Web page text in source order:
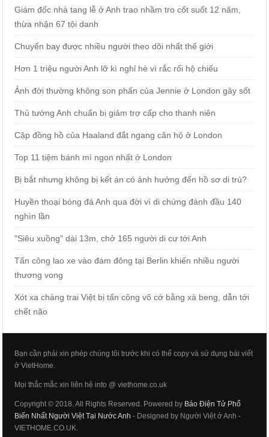
Giám đốc nhà tang lễ ở Anh trao nhầm tro cốt suốt 12 năm,
thừa nhận 67 tội danh
Chuyến bay được nhiều người theo dõi nhất thế giới
Hơn 1 triệu người Anh lỡ kì nghỉ hè vì rắc rối hộ chiếu
Ảnh đời thường không son phấn của Jennie ở London gây sốt
Thủ tướng Anh chuẩn bị giảm trợ cấp cho thanh niên
Cặp đồng hồ của Haaland đắt ngang căn hộ ở London
Top 11 tiệm bánh mì ngon nhất ở London
Bị bắt nhưng không bị kết án có ảnh hưởng đến hồ sơ di trú?
Huyền thoại bóng đá Anh qua đời vì di chứng đánh đầu 140
nghìn lần
"Siêu xuồng" dài 13m, chở 165 người di cư tới Anh
Tấn công lao xe vào đám đông tại Berlin khiến nhiều người
thương vong
Xót xa chàng trai Việt bị tấn công vô cớ bằng xà beng, dẫn tới
chết não
Bạn cần phải xin phép chúng tôi trước khi có thể copy và sử dụng bài viết
ở VietHome.
Mọi thắc mắc xin liên hệ info @ viethome.co.uk
Copyright © 2018. All Rights Reserved. Powered by Báo Điện Tử Phổ
Biến Nhất Người Việt Tại Nước Anh - Designed by Người Việt ở Anh -
VIETHOME.CO.UK.